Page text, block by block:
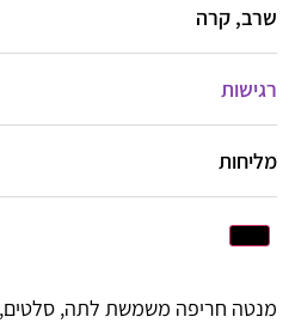
שרב, קרה
רגישות
מליחות
מנטה חריפה משמשת לתה, סלטים,